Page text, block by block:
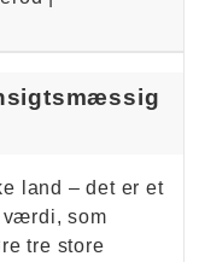
land – det er et
værdi, som
tre store